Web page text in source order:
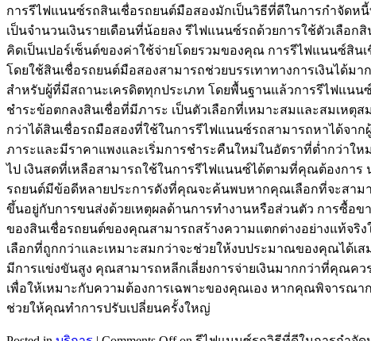
การรีไฟแนนซ์รถสินเชื่อรถยนต์มือสองมักเป็นวิธีที่ดีในการกำจัดห
เป็นจำนวนเงินรายเดือนที่น้อยลง รีไฟแนนซ์รถด้วยการใช้ตัวเลื
คิดเป็นเปอร์เซ็นต์ของค่าใช้จ่ายโดยรวมของคุณ การรีไฟแนนซ์สิ
โดยใช้สินเชื่อรถยนต์มือสองสามารถช่วยบรรเทาทางการเงินได้
สำหรับผู้ที่มีสถานะเครดิตทุกประเภท โดยพื้นฐานแล้วการรีไฟแน
ชำระข้อตกลงสินเชื่อที่มีภาระ เป็นตัวเลือกที่เหมาะสมและสมเห
กว่าได้สินเชื่อรถมือสองที่ใช้ในการรีไฟแนนซ์รถสามารถหาได้จา
ภาระและมีราคาแพงและเริ่มการชำระคืนใหม่ในอัตราที่ต่ำกว่าใ
ไป เงินสดที่เหลือสามารถใช้ในการรีไฟแนนซ์ได้ตามที่คุณต้องกา
รถยนต์มีข้อดีหลายประการดังที่คุณจะค้นพบหากคุณเลือกที่จะสาม
ขึ้นอยู่กับการขนส่งด้วยเหตุผลด้านการทำงานหรือส่วนตัว การซื้อข
ของสินเชื่อรถยนต์ของคุณสามารถสร้างความแตกต่างอย่างแท้จ
เลือกที่ถูกกว่าและเหมาะสมกว่าจะช่วยให้งบประมาณของคุณได้
มีการแข่งขันสูง คุณสามารถหลีกเลี่ยงการจ่ายเงินมากกว่าที่คุณค
เพื่อให้เหมาะกับความต้องการเฉพาะของคุณเอง หากคุณพิจารณ
ช่วยให้คุณทำการปรับเปลี่ยนครั้งใหญ่